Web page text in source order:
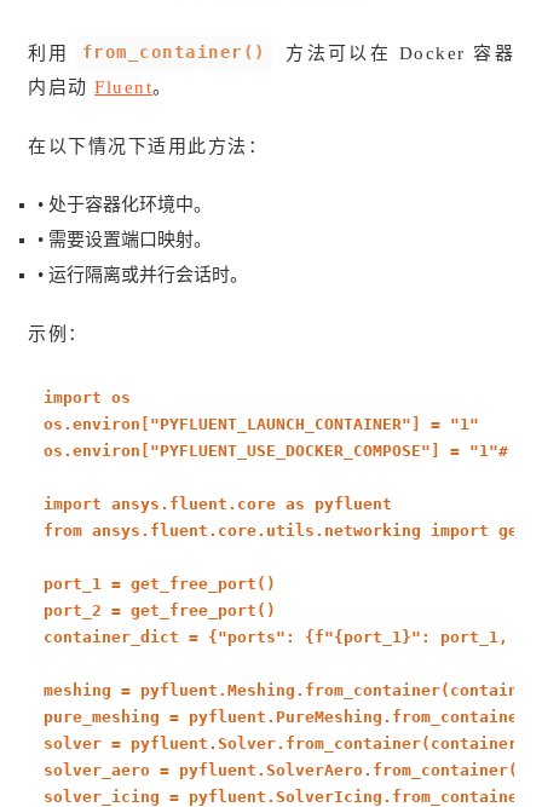
利用 from_container()
方法可以在 Docker 容器
内启动 Fluent。
在以下情况下适用此方法：
• 处于容器化环境中。
• 需要设置端口映射。
• 运行隔离或并行会话时。
示例：
import os
os.environ[ "PYFLUENT_LAUNCH_CONTAINER" ] = "1"
os.environ[ "PYFLUENT_USE_DOCKER_COMPOSE" ] = "1"# or
import ansys.fluent.core as pyfluent
fromansys.fluent.core.utils.networking import
port_1 = get_free_port()
port_2 = get_free_port()
container_dict = {"ports" : {f"{port_1}" : port_1,
meshing =
pure_meshing =
solver =
solver_aero =
solver_icing =